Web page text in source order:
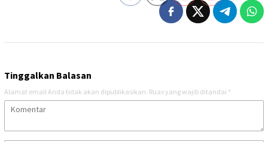
Tinggalkan Balasan
Alamat email Anda tidak akan dipublikasikan. Ruas yang wajib ditandai *